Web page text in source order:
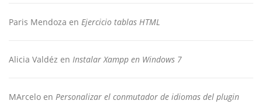
Paris Mendoza en Ejercicio tablas HTML
Alicia Valdéz en Instalar Xampp en Windows 7
MArcelo en Personalizar el conmutador de idiomas del plugin